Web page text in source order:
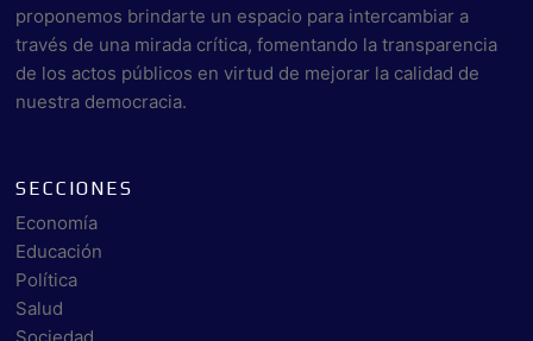
proponemos brindarte un espacio para intercambiar a
través de una mirada crítica, fomentando la transparencia
de los actos públicos en virtud de mejorar la calidad de
nuestra democracia.
SECCIONES
Economía
Educación
Política
Salud
Sociedad